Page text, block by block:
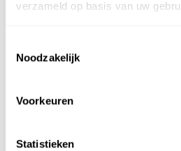
verzameld op basis van uw
Noodzakelijk
Voorkeuren
Statistieken
Delano eiken
bureaublad
(Incl. btw